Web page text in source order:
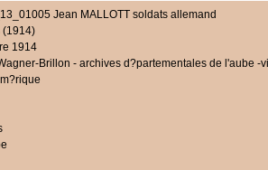
Jean MALLOTT soldats allemand
(1914)
1914
Brillon - archives d?partementales de l'aube -